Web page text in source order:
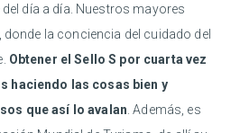
día a día. Nuestros mayores
la conciencia del cuidado del
Obtener el Sello S por cuarta vez
haciendo las cosas bien y
que así lo avalan . Además, es